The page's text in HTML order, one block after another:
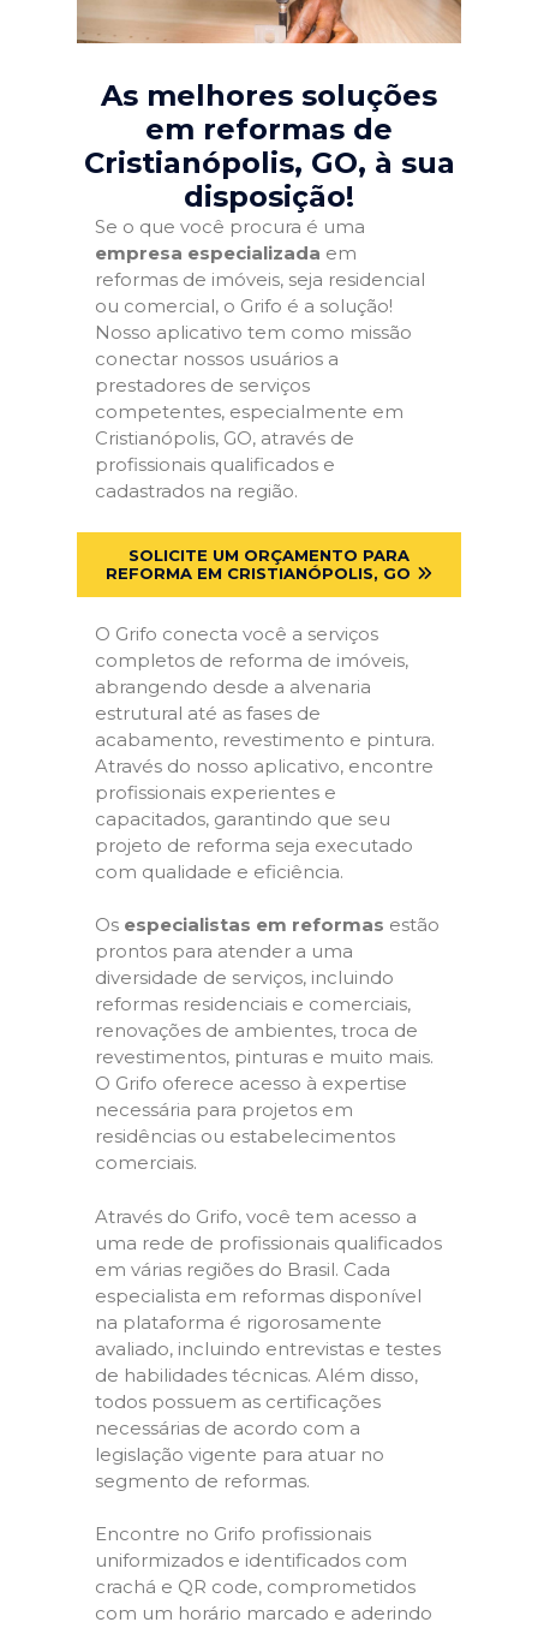
As melhores soluções
em reformas de
Cristianópolis, GO, à sua
disposição!
Se o que você procura é uma
empresa especializada em
reformas de imóveis, seja residencial
ou comercial, o Grifo é a solução!
Nosso aplicativo tem como missão
conectar nossos usuários a
prestadores de serviços
competentes, especialmente em
Cristianópolis, GO, através de
profissionais qualificados e
cadastrados na região.
SOLICITE UM ORÇAMENTO PARA
REFORMA EM CRISTIANÓPOLIS, GO
O Grifo conecta você a serviços
completos de reforma de imóveis,
abrangendo desde a alvenaria
estrutural até as fases de
acabamento, revestimento e pintura.
Através do nosso aplicativo, encontre
profissionais experientes e
capacitados, garantindo que seu
projeto de reforma seja executado
com qualidade e eficiência.
Os especialistas em reformas estão
prontos para atender a uma
diversidade de serviços, incluindo
reformas residenciais e comerciais,
renovações de ambientes, troca de
revestimentos, pinturas e muito mais.
O Grifo oferece acesso à expertise
necessária para projetos em
residências ou estabelecimentos
comerciais.
Através do Grifo, você tem acesso a
uma rede de profissionais qualificados
em várias regiões do Brasil. Cada
especialista em reformas disponível
na plataforma é rigorosamente
avaliado, incluindo entrevistas e testes
de habilidades técnicas. Além disso,
todos possuem as certificações
necessárias de acordo com a
legislação vigente para atuar no
segmento de reformas.
Encontre no Grifo profissionais
uniformizados e identificados com
crachá e QR code, comprometidos
com um horário marcado e aderindo